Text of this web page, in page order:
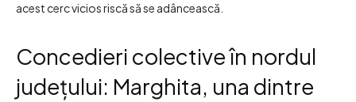
acest cerc vicios riscă să se adâncească.
Concedieri colective în nordul
județului: Marghita, una dintre